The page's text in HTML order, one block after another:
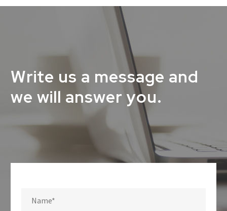
Write us a message and
we will answer you.